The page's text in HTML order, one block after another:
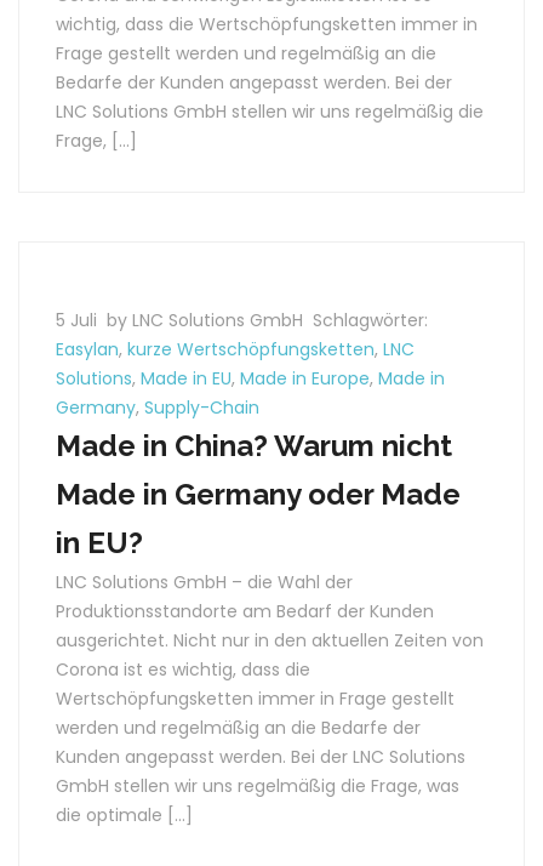
wichtig, dass die Wertschöpfungsketten immer in
Frage gestellt werden und regelmäßig an die
Bedarfe der Kunden angepasst werden. Bei der
LNC Solutions GmbH stellen wir uns regelmäßig die
Frage, […]
5 Juli by LNC Solutions GmbH Schlagwörter:
Easylan, kurze Wertschöpfungsketten, LNC
Solutions, Made in EU, Made in Europe, Made in
Germany, Supply-Chain
Made in China? Warum nicht
Made in Germany oder Made
in EU?
LNC Solutions GmbH – die Wahl der
Produktionsstandorte am Bedarf der Kunden
ausgerichtet. Nicht nur in den aktuellen Zeiten von
Corona ist es wichtig, dass die
Wertschöpfungsketten immer in Frage gestellt
werden und regelmäßig an die Bedarfe der
Kunden angepasst werden. Bei der LNC Solutions
GmbH stellen wir uns regelmäßig die Frage, was
die optimale […]